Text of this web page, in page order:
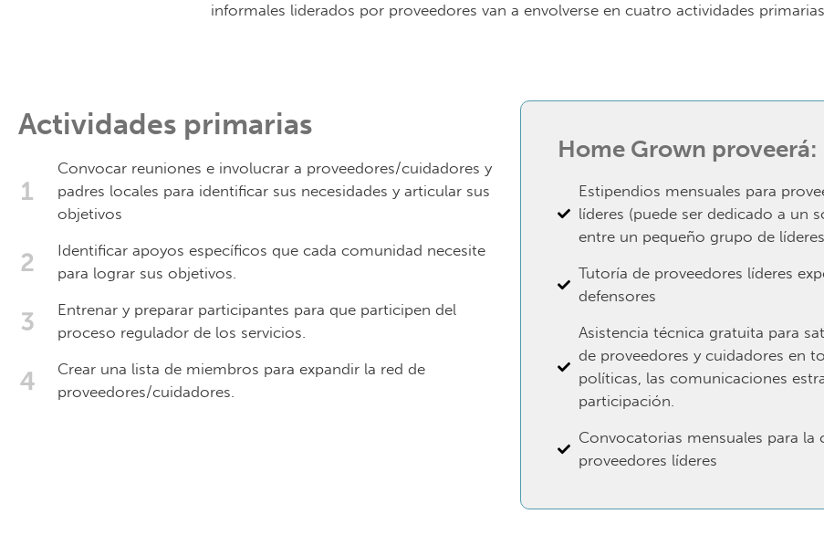
informales liderados por proveedores van a envolverse en cuatro actividades
Actividades primarias
Convocar reuniones e involucrar a proveedores/cuidadores y
padres locales para identificar sus necesidades y articular sus
objetivos
Identificar apoyos específicos que cada comunidad necesite
para lograr sus objetivos.
Entrenar y preparar participantes para que participen del
proceso regulador de los servicios.
Crear una lista de miembros para expandir la red de
proveedores/cuidadores.
Home Grown proveerá:
Estipendios mensuales para
líderes (puede ser dedicado a un
entre un pequeño grupo de
Tutoría de proveedores líderes
defensores
Asistencia técnica gratuita para
de proveedores y cuidadores en
políticas, las comunicaciones
participación.
Convocatorias mensuales para la
proveedores líderes